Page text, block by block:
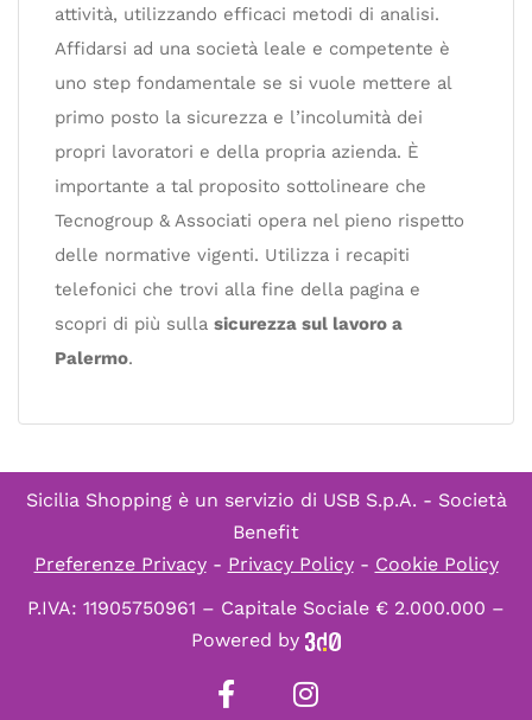
attività, utilizzando efficaci metodi di analisi.
Affidarsi ad una società leale e competente è
uno step fondamentale se si vuole mettere al
primo posto la sicurezza e l’incolumità dei
propri lavoratori e della propria azienda. È
importante a tal proposito sottolineare che
Tecnogroup & Associati opera nel pieno rispetto
delle normative vigenti. Utilizza i recapiti
telefonici che trovi alla fine della pagina e
scopri di più sulla sicurezza sul lavoro a
Palermo.
Sicilia Shopping è un servizio di USB S.p.A. - Società
Benefit
Preferenze Privacy- Privacy Policy- Cookie Policy
P.IVA: 11905750961 – Capitale Sociale € 2.000.000 –
Powered by